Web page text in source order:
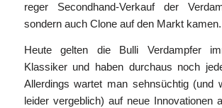
reger Secondhand-Verkauf der
sondern auch Clone auf den Markt kamen.
Heute gelten die Bulli Verdampfer
Klassiker und haben durchaus noch
Allerdings wartet man sehnsüchtig (und
leider vergeblich) auf neue Innovationen